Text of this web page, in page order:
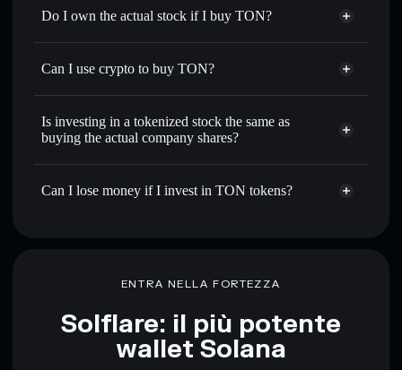
Do I own the actual stock if I buy TON?
Can I use crypto to buy TON?
Is investing in a tokenized stock the same as
buying the actual company shares?
Can I lose money if I invest in TON tokens?
ENTRA NELLA FORTEZZA
Solflare: il più potente
wallet Solana